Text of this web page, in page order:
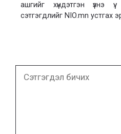
ашгийг хүндэтгэн үзнэ
сэтгэгдлийг NIO.mn устгах